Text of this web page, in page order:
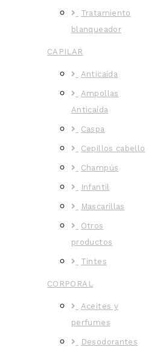
Tratamiento
blanqueador
CAPILAR
Anticaída
Ampollas
Anticaída
Caspa
Cepillos cabello
Champús
Infantil
Mascarillas
Otros
productos
Tintes
CORPORAL
Aceites y
perfumes
Desodorantes